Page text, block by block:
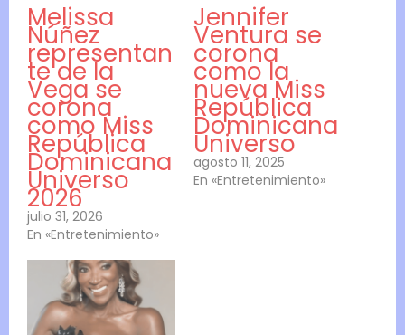
Melissa
Núñez
representan
te de la
Vega se
corona
como Miss
República
Dominicana
Universo
2026
julio 31, 2026
En «Entretenimiento»
Jennifer
Ventura se
corona
como la
nueva Miss
República
Dominicana
Universo
agosto 11, 2025
En «Entretenimiento»